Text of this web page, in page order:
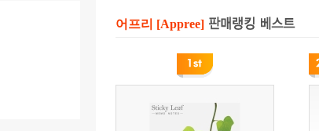
어프리 [Appree]